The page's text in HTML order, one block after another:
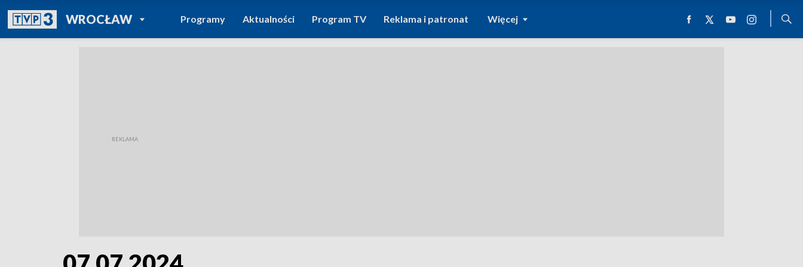
WROCŁAWPOWRÓT DO
TVP REGIONY
Programy Aktualności Program TV Reklama i patronat Więcej